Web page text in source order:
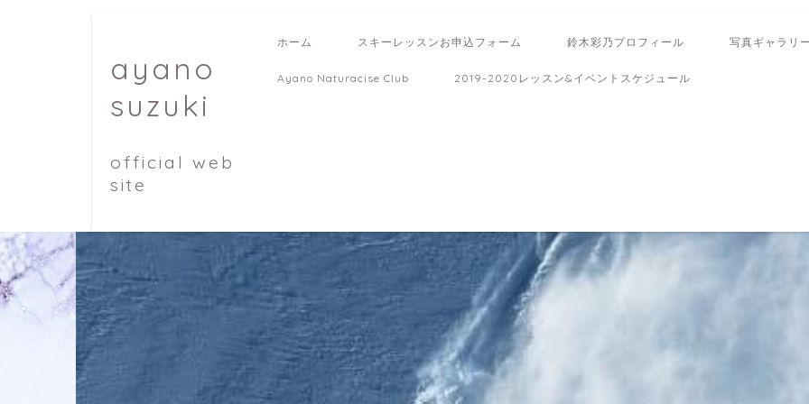
ayano
suzuki
official web
site
ホーム スキーレッスンお申込フォーム 鈴木彩乃プロフィール 写真ギャラリ
Ayano Naturacise Club 2019-2020レッスン&イベントスケジュール